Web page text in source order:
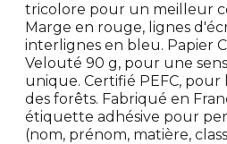
tricolore pour un meilleur
Marge en rouge, lignes
interlignes en bleu. Papier
Velouté 90 g, pour une
unique. Certifié PEFC,
des forêts. Fabriqué en
étiquette adhésive pour
(nom, prénom, matière,